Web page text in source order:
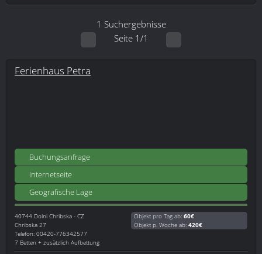
1 Suchergebnisse
Seite 1/1
Ferienhaus Petra
Buchungsanfrage
Internetseite
Geografische Lage
40744 Dolni Chribska - CZ
Chribska 27
Telefon: 00420-776342577
7 Betten + zusätzlich Aufbettung
Objekt pro Tag ab: 60€
Objekt p. Woche ab: 420€